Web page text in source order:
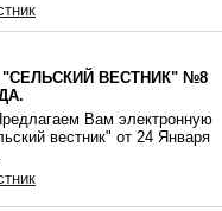
"СЕЛЬСКИЙ ВЕСТНИК" №8
Вам электронную
вестник" от 24 Января